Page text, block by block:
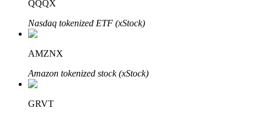
Affiliés Bitrue
QQQX
Nasdaq tokenized ETF (xStock)
AMZNX
Amazon tokenized stock (xStock)
GRVT